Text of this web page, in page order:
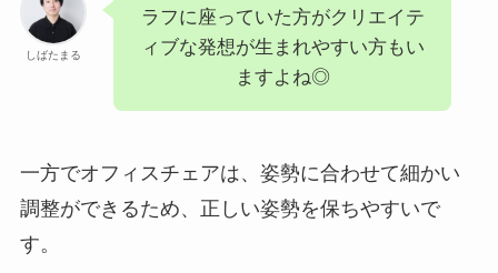
しばたまる
ラフに座っていた方がクリエイテ
ィブな発想が生まれやすい方もい
ますよね◎
一方でオフィスチェアは、姿勢に合わせて細かい
調整ができるため、正しい姿勢を保ちやすいで
す。